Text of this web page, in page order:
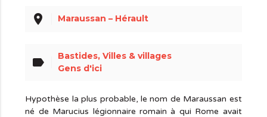
place Maraussan – Hérault
label
Bastides, Villes & villages
Gens d'ici
Hypothèse la plus probable, le nom de Maraussan est
né de Marucius légionnaire romain à qui Rome avait